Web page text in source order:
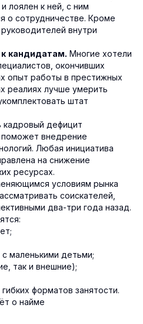
лоялен к ней, с ним
о сотрудничестве. Кроме
внутри
кандидатам. Многие хотели
окончивших
опыт работы в престижных
реалиях лучше умерить
штат
дефицит
внедрение
Любая инициатива
на снижение
ресурсах.
условиям рынка
соискателей,
два-три года назад.
маленькими детьми;
так и внешние);
форматов занятости.
о найме